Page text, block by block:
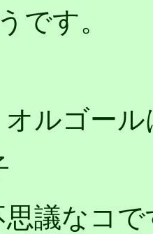
です。
オルゴー
議なコ